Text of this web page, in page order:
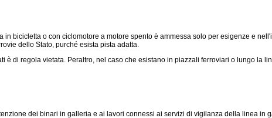
bicicletta o con ciclomotore a motore spento è ammessa solo per esigenze e
dello Stato, purché esista pista adatta.
di regola vietata. Peraltro, nel caso che esistano in piazzali ferroviari o lungo la
dei binari in galleria e ai lavori connessi ai servizi di vigilanza della linea in